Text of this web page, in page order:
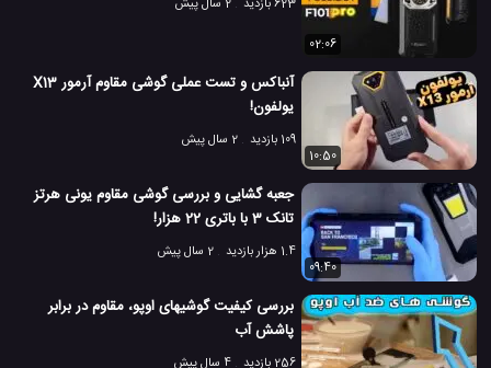
623 بازدید 2 سال پیش
02:06
آنباکس و تست عملی گوشی مقاوم آرمور X13
یولفون!
109 بازدید
2 سال پیش
10:50
جعبه گشایی و بررسی گوشی مقاوم یونی هرتز
تانک 3 با باتری 22 هزار!
1.4 هزار بازدید
2 سال پیش
09:40
بررسی کیفیت گوشیهای اوپو، مقاوم در برابر
پاشش آب
256 بازدید 4 سال پیش